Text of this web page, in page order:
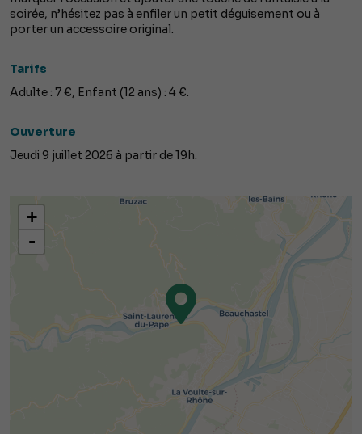
soirée, n’hésitez pas à enfiler un petit déguisement ou à
porter un accessoire original.
Tarifs
Adulte : 7 €, Enfant (12 ans) : 4 €.
Ouverture
Jeudi 9 juillet 2026 à partir de 19h.
+
-